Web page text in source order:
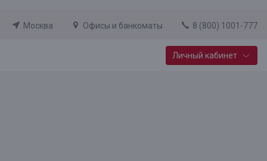
Москва Офисы и банкоматы 8 (800) 1001-777
Личный кабинет